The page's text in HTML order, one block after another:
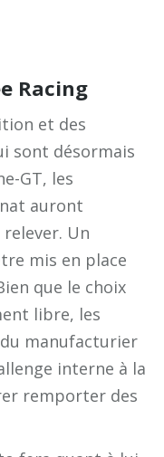
Racing
et des
sont désormais
GT, les
auront
Un
mis en place
que le choix
libre, les
manufacturier
interne à la
remporter des